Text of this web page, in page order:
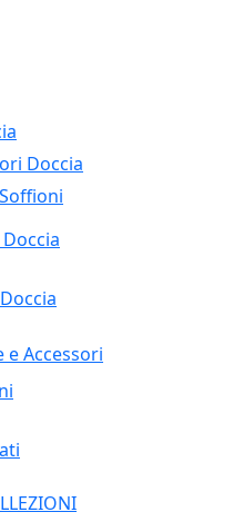
Doccia
e Accessori